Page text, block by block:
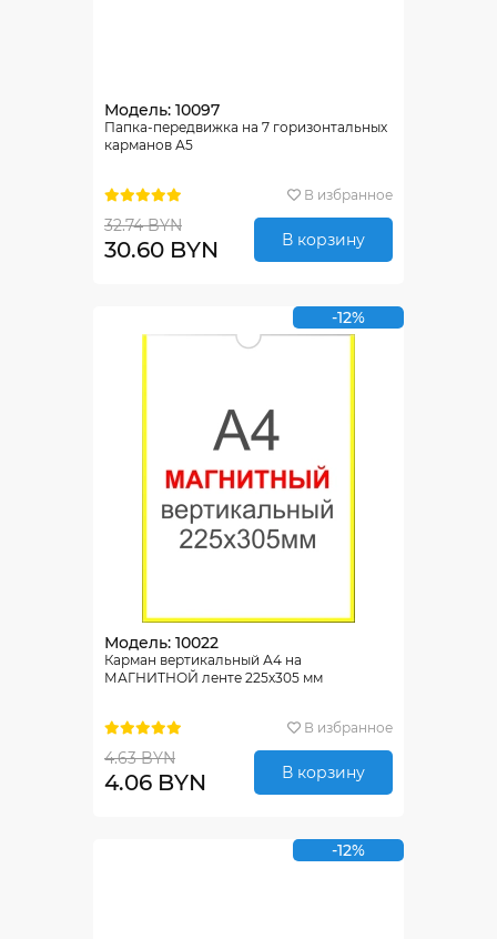
Модель: 10097
Папка-передвижка на 7 горизонтальных
карманов А5
В избранное
32.74 BYN
30.60 BYN В корзину
-12%
Модель: 10022
Карман вертикальный А4 на
МАГНИТНОЙ ленте 225х305 мм
В избранное
4.63 BYN
4.06 BYN В корзину
-12%